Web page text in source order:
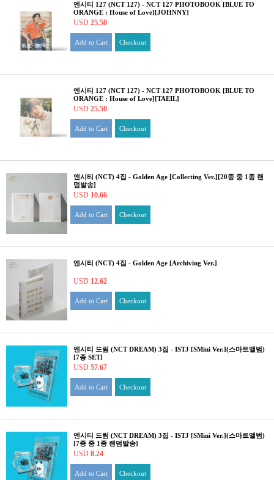
엔시티 127 (NCT 127) - NCT 127 PHOTOBOOK [BLUE TO
ORANGE : House of Love][JOHNNY]
USD 25.50
Add to Cart Checkout
엔시티 127 (NCT 127) - NCT 127 PHOTOBOOK [BLUE TO
ORANGE : House of Love][TAEIL]
USD 25.50
Add to Cart Checkout
엔시티 (NCT) 4집 - Golden Age [Collecting Ver.][20종 중 1종 랜
덤발송]
USD 10.66
Add to Cart Checkout
엔시티 (NCT) 4집 - Golden Age [Archiving Ver.]
USD 12.62
Add to Cart Checkout
엔시티 드림 (NCT DREAM) 3집 - ISTJ [SMini Ver.](스마트앨범)
[7종 SET]
USD 57.67
Add to Cart Checkout
엔시티 드림 (NCT DREAM) 3집 - ISTJ [SMini Ver.](스마트앨범)
[7종 중 1종 랜덤발송]
USD 8.24
Add to Cart Checkout